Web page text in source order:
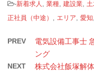
-新着求人 業種 建設業
正社員（中途）
エリア 愛知
PREV
電気設備工事士
ング
NEXT 株式会社飯塚解